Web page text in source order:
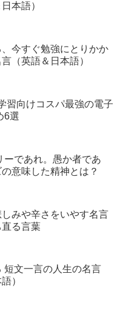
本語）
今すぐ勉強にとりかか
（英語＆日本語）
習向けコスパ最強の電子
6選
ーであれ。愚か者であ
意味した精神とは？
みや辛さをいやす名言
直る言葉
短文一言の人生の名言
）